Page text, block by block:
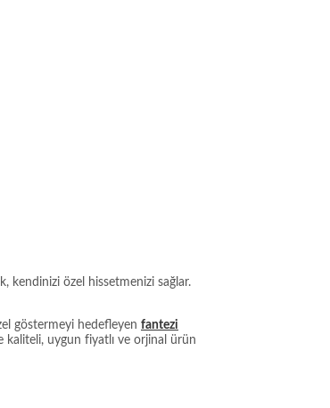
kendinizi özel hissetmenizi sağlar.
göstermeyi hedefleyen fantezi
kaliteli, uygun fiyatlı ve orjinal ürün